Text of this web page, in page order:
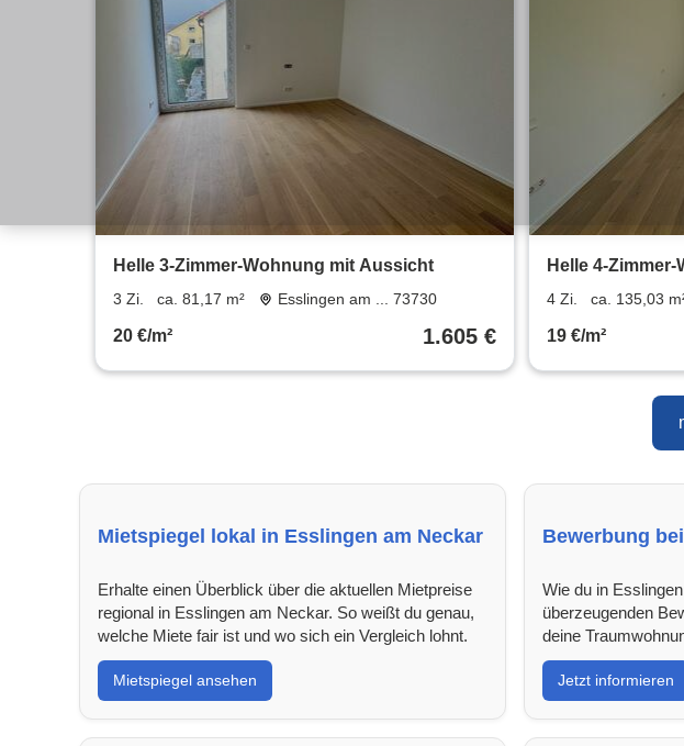
Helle 3-Zimmer-Wohnung mit Aussicht
3 Zi. ca. 81,17 m² Esslingen am ... 73730
20 €/m² 1.605 €
Helle 4-
exklusiver
4 Zi. ca. 135,03
19 €/m²
Mietspiegel lokal in Esslingen am Neckar
Erhalte einen Überblick über die aktuellen Mietpreise
regional in Esslingen am Neckar. So weißt du genau,
welche Miete fair ist und wo sich ein Vergleich lohnt.
Mietspiegel ansehen
Bewerbung
Wie du in
überzeugenden
deine
Jetzt informieren